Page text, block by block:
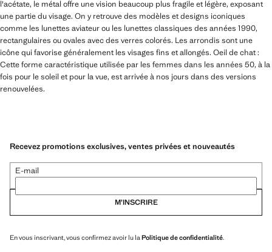
l'acétate, le métal offre une vision beaucoup plus fragile et légère, exposant
une partie du visage. On y retrouve des modèles et designs iconiques
comme les lunettes aviateur ou les lunettes classiques des années 1990,
rectangulaires ou ovales avec des verres colorés. Les arrondis sont une
icône qui favorise généralement les visages fins et allongés. Oeil de chat :
Cette forme caractéristique utilisée par les femmes dans les années 50, à la
fois pour le soleil et pour la vue, est arrivée à nos jours dans des versions
renouvelées.
Recevez promotions exclusives, ventes privées et nouveautés
E-mail
M’INSCRIRE
En vous inscrivant, vous confirmez avoir lu la Politique de confidentialité.